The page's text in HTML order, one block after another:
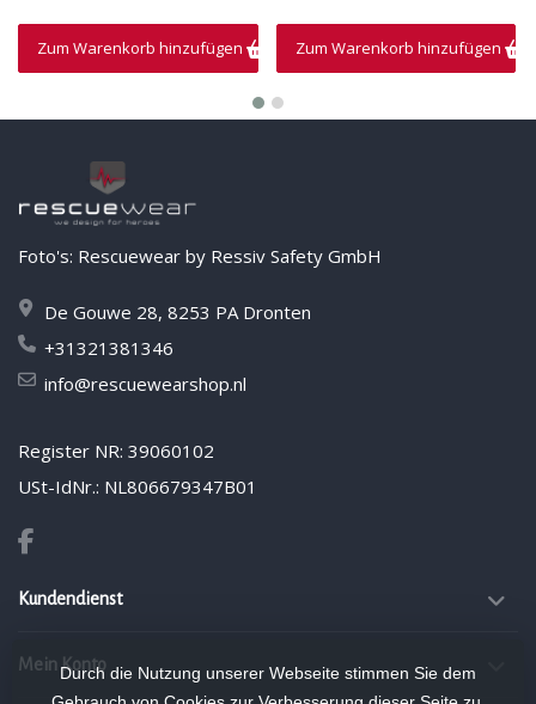
Zum Warenkorb hinzufügen Zum Warenkorb hinzufügen
Foto's: Rescuewear by Ressiv Safety GmbH
De Gouwe 28, 8253 PA Dronten
+31321381346
info@rescuewearshop.nl
Register NR: 39060102
USt-IdNr.: NL806679347B01
Kundendienst
Mein KontoDurch die Nutzung unserer Webseite stimmen Sie dem